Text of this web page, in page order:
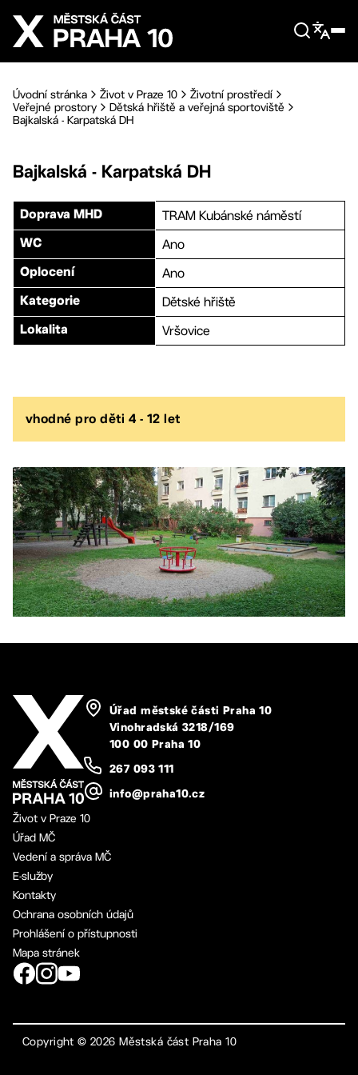
Přejít na hlavní obsah
Úvodní stránka Život v Praze 10
Životní prostředí
Veřejné prostory
Dětská hřiště a veřejná sportoviště
Bajkalská - Karpatská DH
Bajkalská - Karpatská DH
Doprava MHD TRAM Kubánské náměstí
WC Ano
Oplocení Ano
Kategorie Dětské hřiště
Lokalita Vršovice
vhodné pro děti 4 - 12 let
Úřad městské části Praha 10
Vinohradská 3218/169
100 00 Praha 10
267 093 111
info@praha10.cz
Život v Praze 10
Úřad MČ
Vedení a správa MČ
E-služby
Kontakty
Ochrana osobních údajů
Prohlášení o přístupnosti
Mapa stránek
Copyright ©2026 Městská část Praha 10